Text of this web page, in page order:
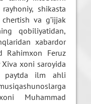
shikasta
va g’ijjak
qobiliyatidan,
xabardor
Rahimxon Feruz
xoni saroyida
paytda ilm ahli
Muhammad